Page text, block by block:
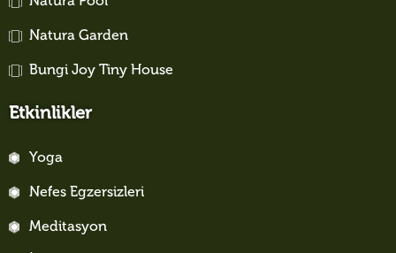
Natura Garden
Bungi Joy Tiny House
Etkinlikler
Yoga
Nefes Egzersizleri
Meditasyon